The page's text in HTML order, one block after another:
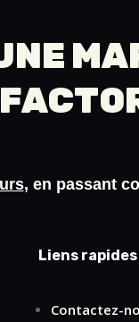
, en passant
Liens rapides
Contactez-